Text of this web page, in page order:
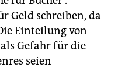
Geld schreiben, da
Einteilung von
Gefahr für die
seien